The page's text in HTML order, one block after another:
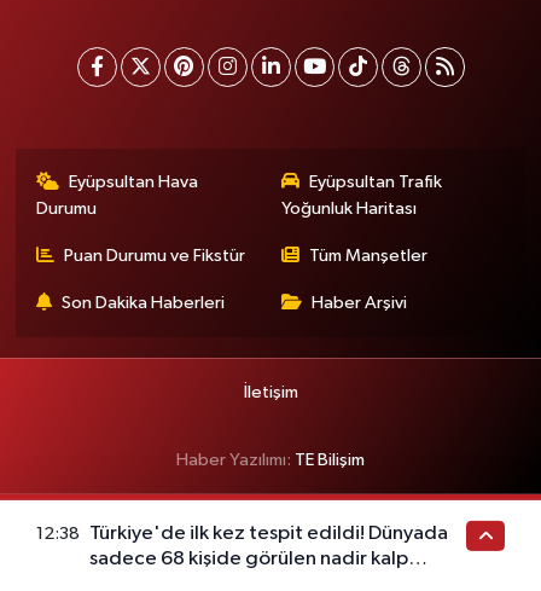
Eyüpsultan Hava
Durumu
Eyüpsultan Trafik
Yoğunluk Haritası
Puan Durumu ve Fikstür Tüm Manşetler
Son Dakika Haberleri Haber Arşivi
İletişim
Haber Yazılımı: TE Bilişim
12:38
Türkiye'de ilk kez tespit edildi! Dünyada
sadece 68 kişide görülen nadir kalp